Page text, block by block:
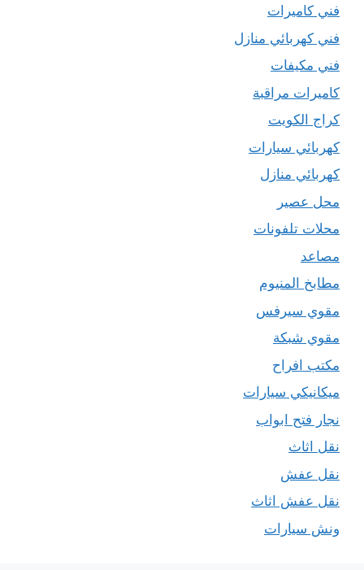
فني كاميرات
فني كهربائي منازل
فني مكيفات
كاميرات مراقبة
كراج الكويت
كهربائي سيارات
كهربائي منازل
محل عصير
محلات تلفونات
مصاعد
مطابخ المنيوم
مقوي سيرفس
مقوي شبكة
مكتب افراح
ميكانيكي سيارات
نجار فتح ابواب
نقل اثاث
نقل عفش
نقل عفش اثاث
ونش سيارات